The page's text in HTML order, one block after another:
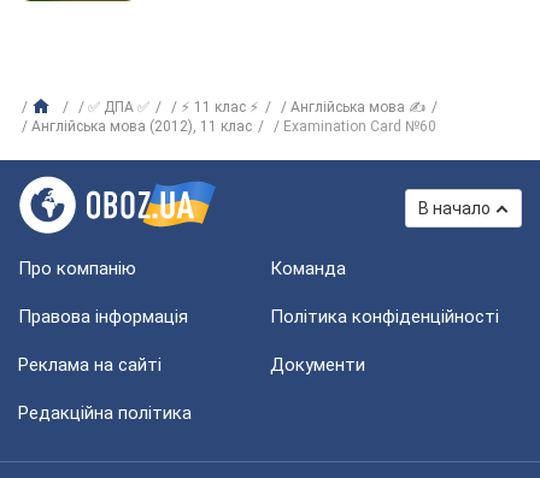
✅ ДПА ✅ ⚡ 11 клас ⚡
Англійська мова ✍
Англійська мова (2012), 11 клас
Examination Card №60
В начало
Про компанію Команда
Правова інформація Політика конфіденційності
Реклама на сайті Документи
Редакційна політика